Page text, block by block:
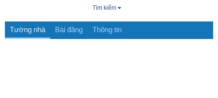
Tìm kiếm
Tường nhà Bài đăng Thông tin